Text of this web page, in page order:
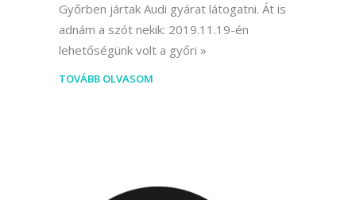
Győrben jártak Audi gyárat látogatni. Át is
adnám a szót nekik: 2019.11.19-én
lehetőségünk volt a győri
TOVÁBB OLVASOM